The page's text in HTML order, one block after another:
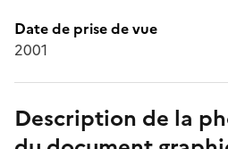
Date de prise de vue
2001
Description de la